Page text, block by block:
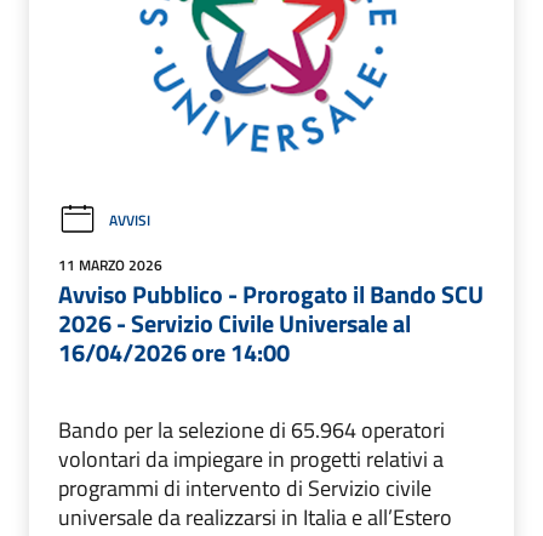
AVVISI
11 MARZO 2026
Avviso Pubblico - Prorogato il Bando SCU
2026 - Servizio Civile Universale al
16/04/2026 ore 14:00
Bando per la selezione di 65.964 operatori
volontari da impiegare in progetti relativi a
programmi di intervento di Servizio civile
universale da realizzarsi in Italia e all’Estero